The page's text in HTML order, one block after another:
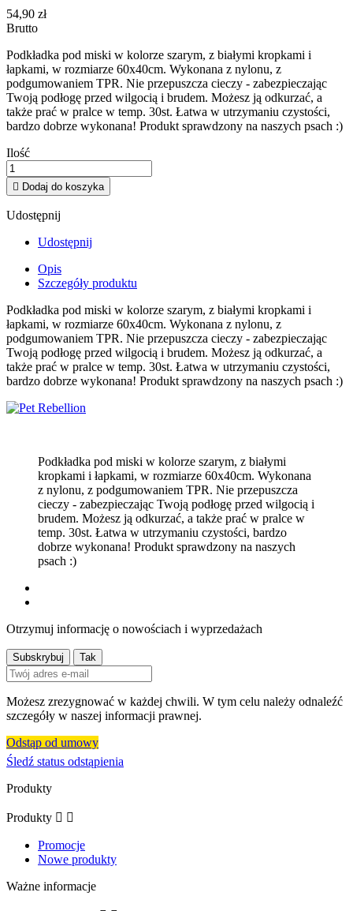
54,90 zł
Brutto
Podkładka pod miski w kolorze szarym, z białymi kropkami i
łapkami, w rozmiarze 60x40cm. Wykonana z nylonu, z
podgumowaniem TPR. Nie przepuszcza cieczy - zabezpieczając
Twoją podłogę przed wilgocią i brudem. Możesz ją odkurzać, a
także prać w pralce w temp. 30st. Łatwa w utrzymaniu czystości,
bardzo dobrze wykonana! Produkt sprawdzony na naszych psach :)
Ilość
 Dodaj do koszyka
Udostępnij
Udostępnij
Opis
Szczegóły produktu
Podkładka pod miski w kolorze szarym, z białymi kropkami i
łapkami, w rozmiarze 60x40cm. Wykonana z nylonu, z
podgumowaniem TPR. Nie przepuszcza cieczy - zabezpieczając
Twoją podłogę przed wilgocią i brudem. Możesz ją odkurzać, a
także prać w pralce w temp. 30st. Łatwa w utrzymaniu czystości,
bardzo dobrze wykonana! Produkt sprawdzony na naszych psach :)
Podkładka pod miski w kolorze szarym, z białymi
kropkami i łapkami, w rozmiarze 60x40cm. Wykonana
z nylonu, z podgumowaniem TPR. Nie przepuszcza
cieczy - zabezpieczając Twoją podłogę przed wilgocią i
brudem. Możesz ją odkurzać, a także prać w pralce w
temp. 30st. Łatwa w utrzymaniu czystości, bardzo
dobrze wykonana! Produkt sprawdzony na naszych
psach :)
Otrzymuj informację o nowościach i wyprzedażach
Możesz zrezygnować w każdej chwili. W tym celu należy odnaleźć
szczegóły w naszej informacji prawnej.
Odstąp od umowy
Śledź status odstąpienia
Produkty
Produkty  
Promocje
Nowe produkty
Ważne informacje